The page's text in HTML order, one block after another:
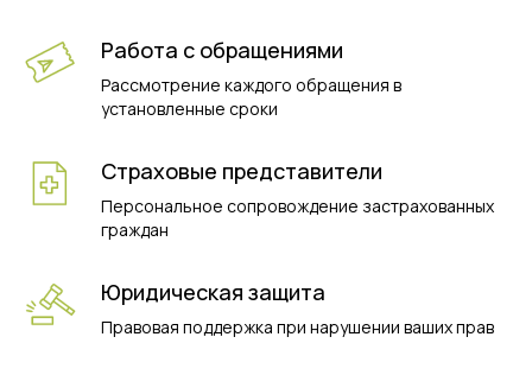
Работа с обращениями
Рассмотрение каждого обращения в
установленные сроки
Страховые представители
Персональное сопровождение застрахованных
граждан
Юридическая защита
Правовая поддержка при нарушении ваших прав